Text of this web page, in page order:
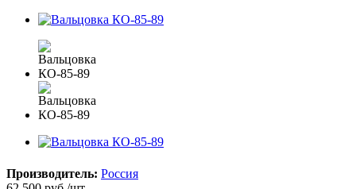
Производитель: Россия